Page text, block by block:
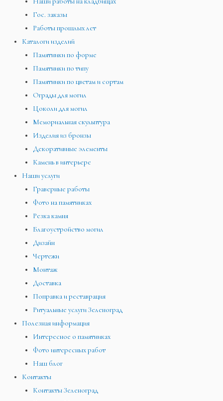
Гос. заказы
Работы прошлых лет
Каталоги изделий
Памятники по форме
Памятники по типу
Памятники по цветам и сортам
Ограды для могил
Цоколи для могил
Мемориальная скульптура
Изделия из бронзы
Декоративные элементы
Камень в интерьере
Наши услуги
Граверные работы
Фото на памятниках
Резка камня
Благоустройство могил
Дизайн
Чертежи
Монтаж
Доставка
Поправка и реставрация
Ритуальные услуги Зеленоград
Полезная информация
Интересное о памятниках
Фото интересных работ
Наш блог
Контакты
Контакты Зеленоград